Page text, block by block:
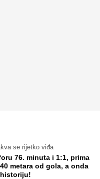
se rijetko viđa
76. minuta i 1:1, prima
metara od gola, a onda